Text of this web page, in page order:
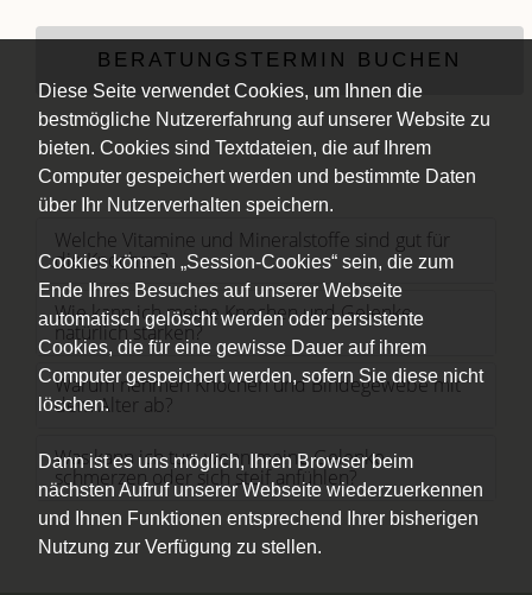
Diese Seite verwendet Cookies, um Ihnen die
bestmögliche Nutzererfahrung auf unserer Website zu
bieten. Cookies sind Textdateien, die auf Ihrem
Computer gespeichert werden und bestimmte Daten
über Ihr Nutzerverhalten speichern.
Cookies können „Session-Cookies“ sein, die zum
Ende Ihres Besuches auf unserer Webseite
automatisch gelöscht werden oder persistente
Cookies, die für eine gewisse Dauer auf ihrem
Computer gespeichert werden, sofern Sie diese nicht
löschen.
Dann ist es uns möglich, Ihren Browser beim
nächsten Aufruf unserer Webseite wiederzuerkennen
und Ihnen Funktionen entsprechend Ihrer bisherigen
Nutzung zur Verfügung zu stellen.
BERATUNGSTERMIN BUCHEN
Welche Vitamine und Mineralstoffe sind gut für
die Knochen?
Wie kann ich meine Knochen und Gelenke
natürlich stärken?
Warum nehmen Knochen und Bindegewebe mit
dem Alter ab?
Was kann ich tun, wenn meine Gelenke
schmerzen oder sich steif anfühlen?